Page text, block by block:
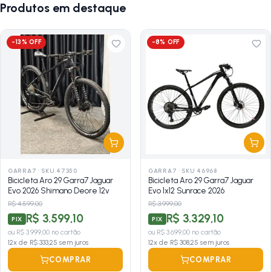
Produtos em destaque
-13% OFF
GARRA7 · SKU 47350
Bicicleta Aro 29 Garra7 Jaguar
Evo 2026 Shimano Deore 12v
R$ 4.599,00
PIX R$ 3.599,10
ou R$ 3.999,00 no cartão
12x de R$ 333,25 sem juros
COMPRAR
-8% OFF
GARRA7 · SKU 46968
Bicicleta Aro 29 Garra7 Jaguar
Evo 1x12 Sunrace 2026
R$ 3.999,00
PIX R$ 3.329,10
ou R$ 3.699,00 no cartão
12x de R$ 308,25 sem juros
COMPRAR